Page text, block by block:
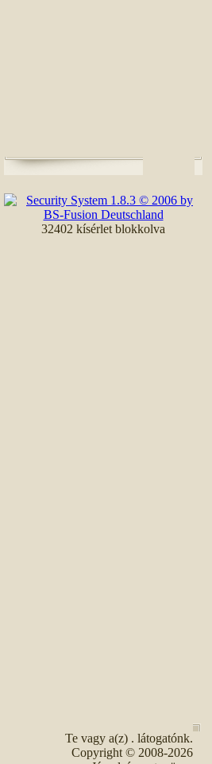
32402 kísérlet blokkolva
Te vagy a(z) . látogatónk.
Copyright © 2008-2026